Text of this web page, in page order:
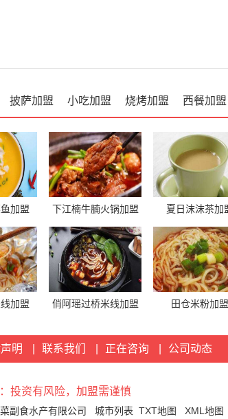
西餐加盟
烧烤加盟
小吃加盟
披萨加盟
加盟 下江楠牛腩火锅加盟 夏日沫沫茶加
加盟 俏阿瑶过桥米线加盟 田仓米粉加盟
明 联系我们 正在咨询 公司动态
投资有风险，加盟需谨慎
副食水产有限公司 城市列表 TXT地图 XML地图